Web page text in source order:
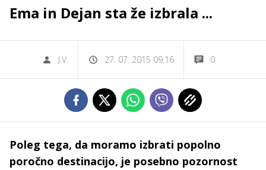
Ema in Dejan sta že izbrala ...
J.V. 27. 07. 2015 09.16 0
Poleg tega, da moramo izbrati popolno
poročno destinacijo, je posebno pozornost